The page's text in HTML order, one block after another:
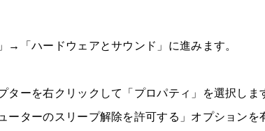
「ハードウェアとサウンド」に進みます。
ーを右クリックして「プロパティ」を選択しま
ターのスリープ解除を許可する」オプションを